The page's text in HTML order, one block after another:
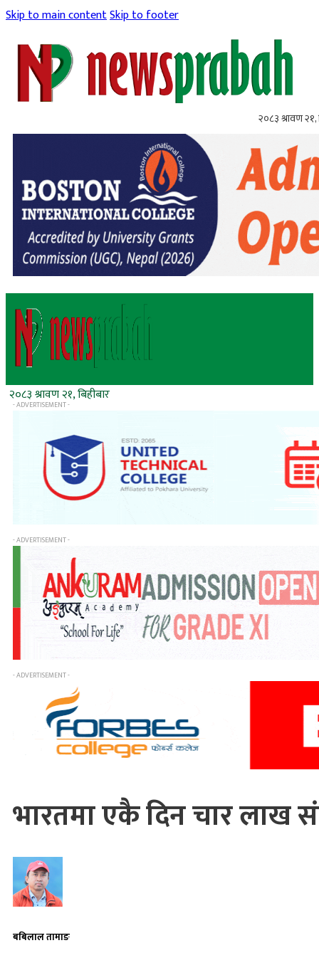
Skip to main contentSkip to footer
२०८३ श्रावण २१,
२०८३ श्रावण २१, बिहीबार
- ADVERTISEMENT -
- ADVERTISEMENT -
- ADVERTISEMENT -
भारतमा एकै दिन चार लाख
बबिलाल तामाङ